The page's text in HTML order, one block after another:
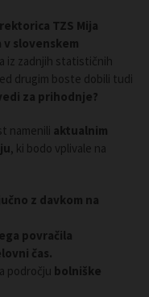
TZS Mija
v slovenskem
iz zadnjih statističnih
drugim boste dobili tudi
za prihodnje?
namenili aktualnim
, ki bodo vplivale na
z davkom na
povračila
čas.
področju bolniške